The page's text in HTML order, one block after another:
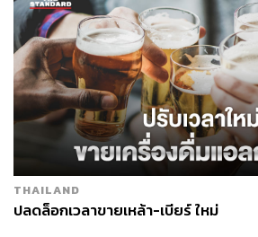
ห้องEspresso Roomที่อยู่บริเวณชั้น
ด้วยบันไดวน คนอาจจะมองว่าคือโถงโ
ความสวยของห้องนี้อยู่ที่ช่องหน้าต่างบา
ที่พอมีแดดหรือแสงธรรมชาติส่องเข้าม
ลวดลายและมีมิติมากขึ้น
อีกหนึ่งอย่างที่ไม่พูดถึงไม่ได้เลยคือ ห้อ
ห้องจะมีขนาดและการตกแต่งที่แตกต่า
ห้องจะมีช่องเปิดและมุมซิกเนเจอร์ของตั
เลือกใช้ของตกแต่งในห้องพักของที่นี่มีค
เป็นการตกแต่งที่ดูมีชีวิตจริงๆ เหมือนมีค
THAILAND
ปลดล็อกเวลาขายเหล้า-เบียร์ ใหม่